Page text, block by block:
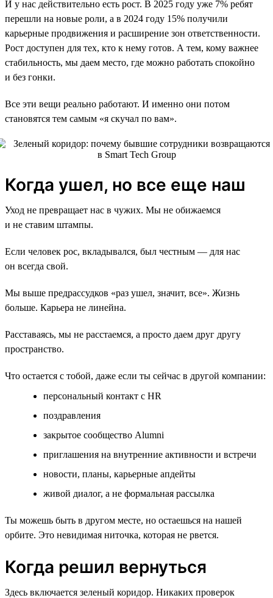
И у нас действительно есть рост. В 2025 году уже 7% ребят
перешли на новые роли, а в 2024 году 15% получили
карьерные продвижения и расширение зон ответственности.
Рост доступен для тех, кто к нему готов. А тем, кому важнее
стабильность, мы даем место, где можно работать спокойно
и без гонки.
Все эти вещи реально работают. И именно они потом
становятся тем самым «я скучал по вам».
Когда ушел, но все еще наш
Уход не превращает нас в чужих. Мы не обижаемся
и не ставим штампы.
Если человек рос, вкладывался, был честным — для нас
он всегда свой.
Мы выше предрассудков «раз ушел, значит, все». Жизнь
больше. Карьера не линейна.
Расставаясь, мы не расстаемся, а просто даем друг другу
пространство.
Что остается с тобой, даже если ты сейчас в другой компании:
персональный контакт с HR
поздравления
закрытое сообщество Alumni
приглашения на внутренние активности и встречи
новости, планы, карьерные апдейты
живой диалог, а не формальная рассылка
Ты можешь быть в другом месте, но остаешься на нашей
орбите. Это невидимая ниточка, которая не рвется.
Когда решил вернуться
Здесь включается зеленый коридор. Никаких проверок